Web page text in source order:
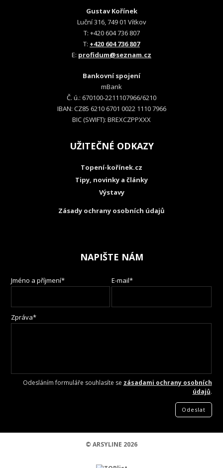
Gustav Kořínek
Luční 316, 749 01 Vítkov
T: +420 604 736 807
T: +420 604 736 807
E: profidum@seznam.cz
Bankovní spojení
mBank
Č. ú.: 670100-2211107966/6210
IBAN: CZ85 6210 6701 0022 1110 7966
BIC (SWIFT): BREXCZPPXXX
UŽITEČNÉ ODKAZY
Topení-kořínek.cz
Tipy, novinky a články
Výstavy
Zásady ochrany osobních údajů
NAPIŠTE NÁM
Jméno a příjmení* E-mail*
Zpráva*
Odesláním formuláře souhlasíte se zásadami ochrany osobních
údajů.
Odeslat
© ARSYLINE 2026